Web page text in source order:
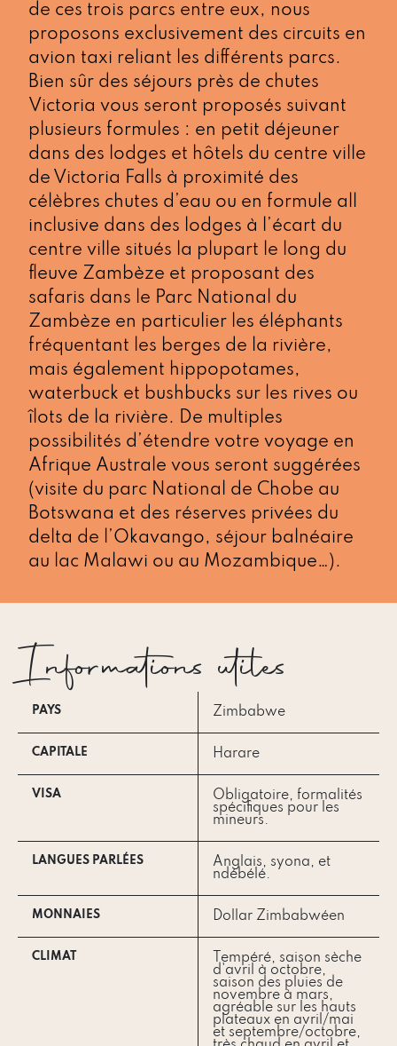
de ces trois parcs entre eux, nous
proposons exclusivement des circuits en
avion taxi reliant les différents parcs.
Bien sûr des séjours près de chutes
Victoria vous seront proposés suivant
plusieurs formules : en petit déjeuner
dans des lodges et hôtels du centre ville
de Victoria Falls à proximité des
célèbres chutes d’eau ou en formule all
inclusive dans des lodges à l’écart du
centre ville situés la plupart le long du
fleuve Zambèze et proposant des
safaris dans le Parc National du
Zambèze en particulier les éléphants
fréquentant les berges de la rivière,
mais également hippopotames,
waterbuck et bushbucks sur les rives ou
îlots de la rivière. De multiples
possibilités d’étendre votre voyage en
Afrique Australe vous seront suggérées
(visite du parc National de Chobe au
Botswana et des réserves privées du
delta de l’Okavango, séjour balnéaire
au lac Malawi ou au Mozambique…).
Informations utiles
PAYS Zimbabwe
CAPITALE Harare
VISA
Obligatoire, formalités
spécifiques pour les
mineurs.
LANGUES PARLÉES
Anglais, syona, et
ndébélé.
MONNAIES Dollar Zimbabwéen
CLIMAT
Tempéré, saison sèche
d'avril à octobre,
saison des pluies de
novembre à mars,
agréable sur les hauts
plateaux en avril/mai
et septembre/octobre,